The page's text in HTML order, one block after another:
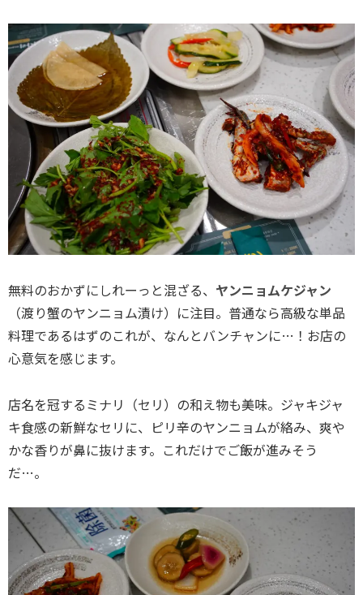
無料のおかずにしれーっと混ざる、 ヤンニョムケジャン
（渡り蟹のヤンニョム漬け）に注目。普通なら高級な単品
料理であるはずのこれが、なんとバンチャンに…！お店の
心意気を感じます。
店名を冠するミナリ（セリ）の和え物も美味。ジャキジャ
キ食感の新鮮なセリに、ピリ辛のヤンニョムが絡み、爽や
かな香りが鼻に抜けます。これだけでご飯が進みそう
だ…。